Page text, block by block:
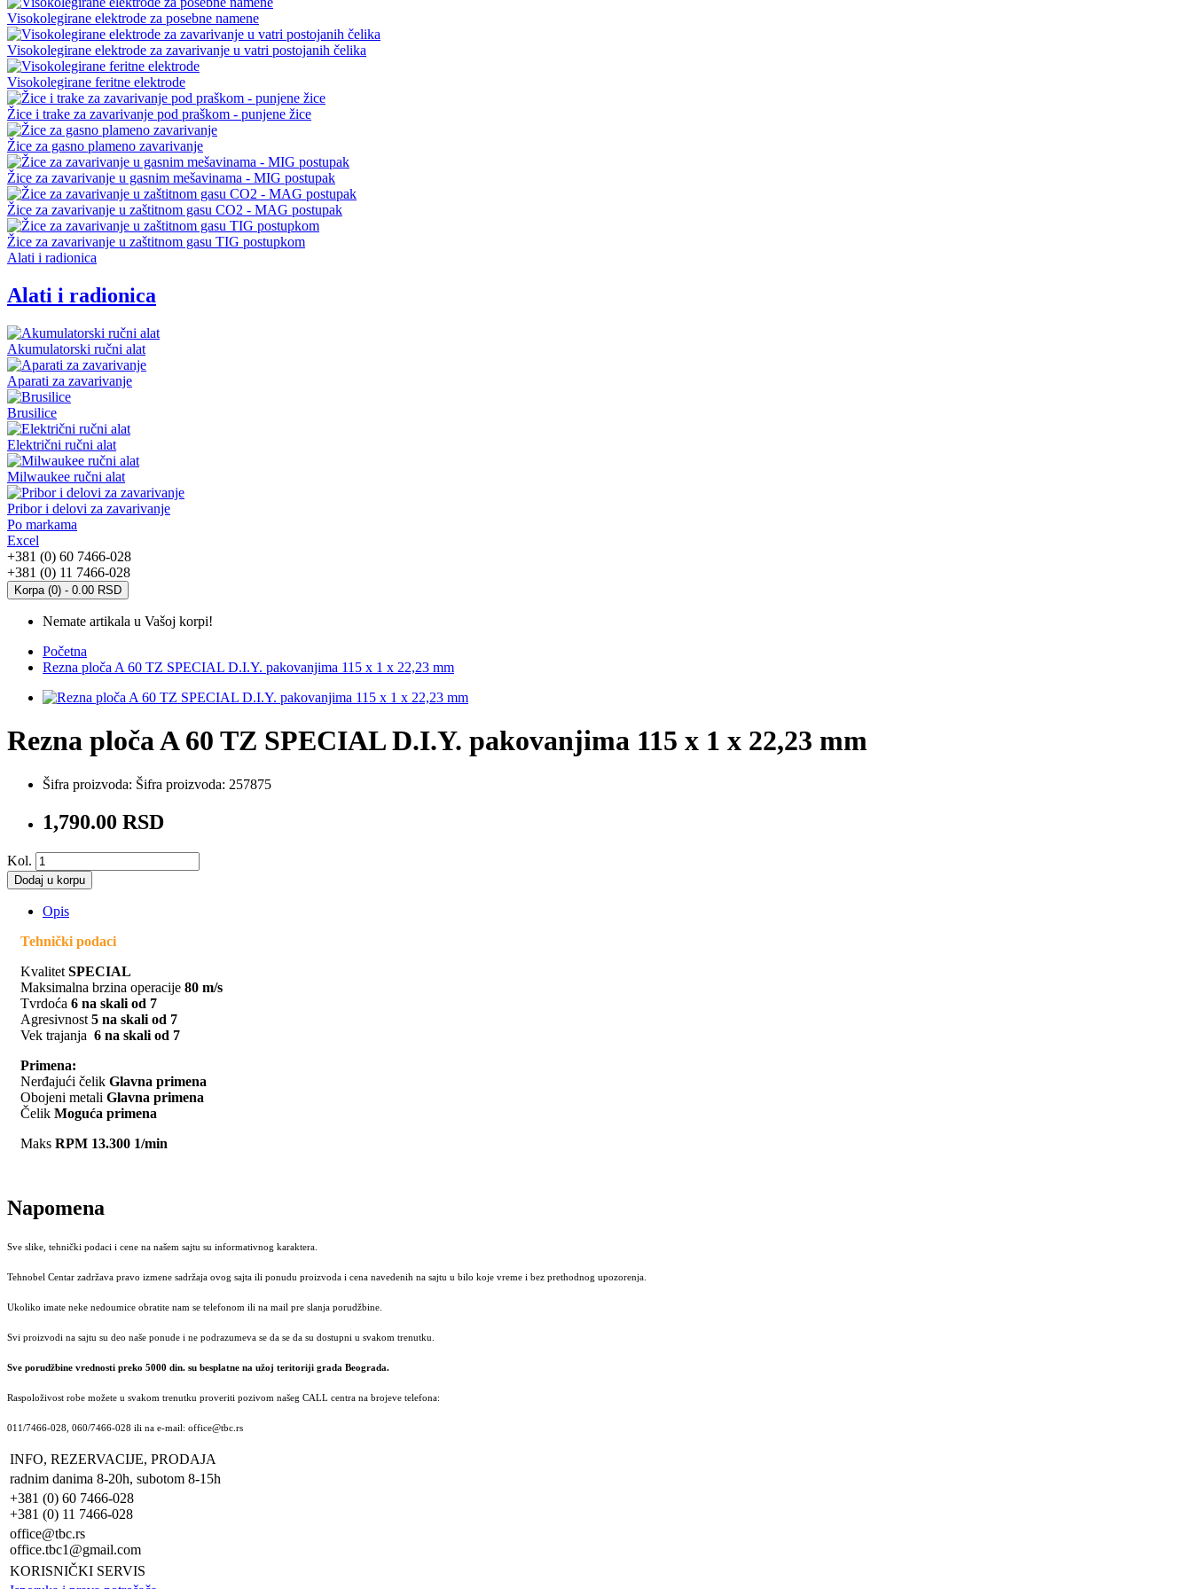
Visokolegirane elektrode za posebne namene
Visokolegirane elektrode za zavarivanje u vatri postojanih čelika
Visokolegirane feritne elektrode
Žice i trake za zavarivanje pod praškom - punjene žice
Žice za gasno plameno zavarivanje
Žice za zavarivanje u gasnim mešavinama - MIG postupak
Žice za zavarivanje u zaštitnom gasu CO2 - MAG postupak
Žice za zavarivanje u zaštitnom gasu TIG postupkom
Alati i radionica
Alati i radionica
Akumulatorski ručni alat
Aparati za zavarivanje
Brusilice
Električni ručni alat
Milwaukee ručni alat
Pribor i delovi za zavarivanje
Po markama
Excel
+381 (0) 60 7466-028
+381 (0) 11 7466-028
Korpa (0) - 0.00 RSD
Nemate artikala u Vašoj korpi!
Početna
Rezna ploča A 60 TZ SPECIAL D.I.Y. pakovanjima 115 x 1 x 22,23 mm
Rezna ploča A 60 TZ SPECIAL D.I.Y. pakovanjima 115 x 1 x 22,23 mm
Šifra proizvoda: Šifra proizvoda: 257875
1,790.00 RSD
Kol.
Dodaj u korpu
Opis
Tehnički podaci
Kvalitet SPECIAL
Maksimalna brzina operacije 80 m/s
Tvrdoća 6 na skali od 7
Agresivnost 5 na skali od 7
Vek trajanja 6 na skali od 7
Primena:
Nerđajući čelik Glavna primena
Obojeni metali Glavna primena
Čelik Moguća primena
Maks RPM 13.300 1/min
Napomena
Sve slike, tehnički podaci i cene na našem sajtu su informativnog karaktera.
Tehnobel Centar zadržava pravo izmene sadržaja ovog sajta ili ponudu proizvoda i cena navedenih na sajtu u bilo koje vreme i bez prethodnog upozorenja.
Ukoliko imate neke nedoumice obratite nam se telefonom ili na mail pre slanja porudžbine.
Svi proizvodi na sajtu su deo naše ponude i ne podrazumeva se da se da su dostupni u svakom trenutku.
Sve porudžbine vrednosti preko 5000 din. su besplatne na užoj teritoriji grada Beograda.
Raspoloživost robe možete u svakom trenutku proveriti pozivom našeg CALL centra na brojeve telefona:
011/7466-028, 060/7466-028 ili na e-mail: office@tbc.rs
INFO, REZERVACIJE, PRODAJA
radnim danima 8-20h, subotom 8-15h
+381 (0) 60 7466-028
+381 (0) 11 7466-028
office@tbc.rs
office.tbc1@gmail.com
KORISNIČKI SERVIS